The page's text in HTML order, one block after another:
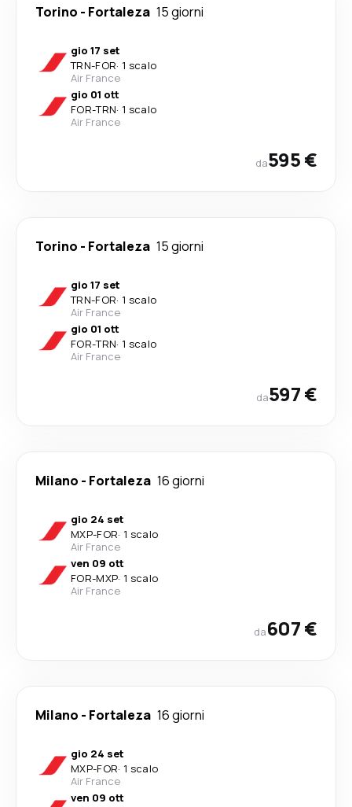
Torino - Fortaleza 15 giorni
gio 17 set
TRN-FOR· 1 scalo
Air France
gio 01 ott
FOR-TRN· 1 scalo
Air France
da595 €
Torino - Fortaleza 15 giorni
gio 17 set
TRN-FOR· 1 scalo
Air France
gio 01 ott
FOR-TRN· 1 scalo
Air France
da597 €
Milano - Fortaleza 16 giorni
gio 24 set
MXP-FOR· 1 scalo
Air France
ven 09 ott
FOR-MXP· 1 scalo
Air France
da607 €
Milano - Fortaleza 16 giorni
gio 24 set
MXP-FOR· 1 scalo
Air France
ven 09 ott